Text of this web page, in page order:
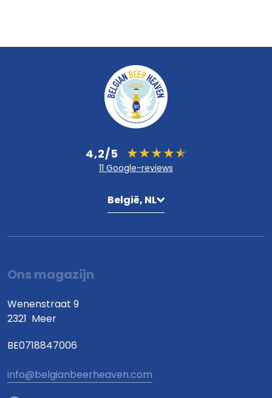
4,2/5
11 Google-reviews
België, NL
Ons magazijn
Wenenstraat 9
2321 Meer
BE0718847006
info@belgianbeerheaven.com